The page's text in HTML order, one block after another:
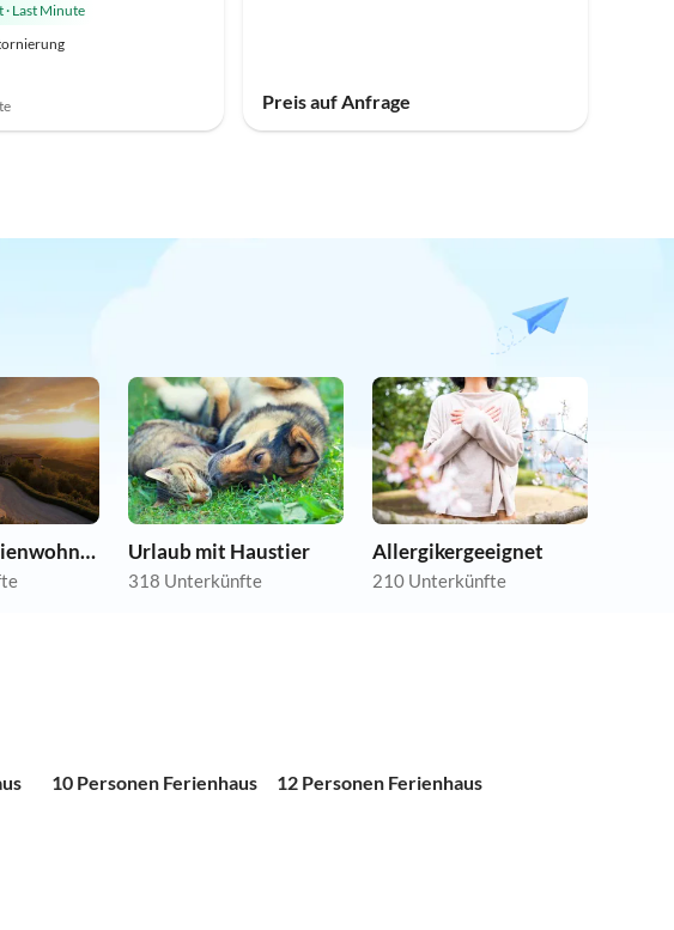
· Last Minute
Preis auf Anfrage
Günstige Ferienwohnungen Urlaub mit Haustier
318 Unterkünfte
Allergikergeeignet
210 Unterkünfte
10 Personen Ferienhaus 12 Personen Ferienhaus